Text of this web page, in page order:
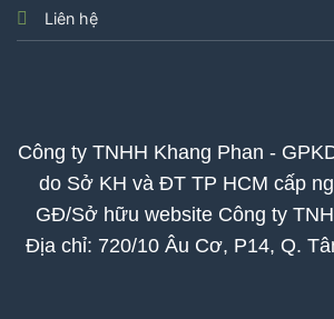
Liên hệ
Công ty TNHH Khang Phan -
do Sở KH và ĐT TP HCM cấp
GĐ/Sở hữu website Công ty
Địa chỉ: 720/10 Âu Cơ, P14, Q.